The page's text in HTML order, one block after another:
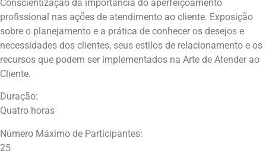
Conscientização da importância do aperfeiçoamento
profissional nas ações de atendimento ao cliente. Exposição
sobre o planejamento e a prática de conhecer os desejos e
necessidades dos clientes, seus estilos de relacionamento e os
recursos que podem ser implementados na Arte de Atender ao
Cliente.
Duração:
Quatro horas
Número Máximo de Participantes:
25